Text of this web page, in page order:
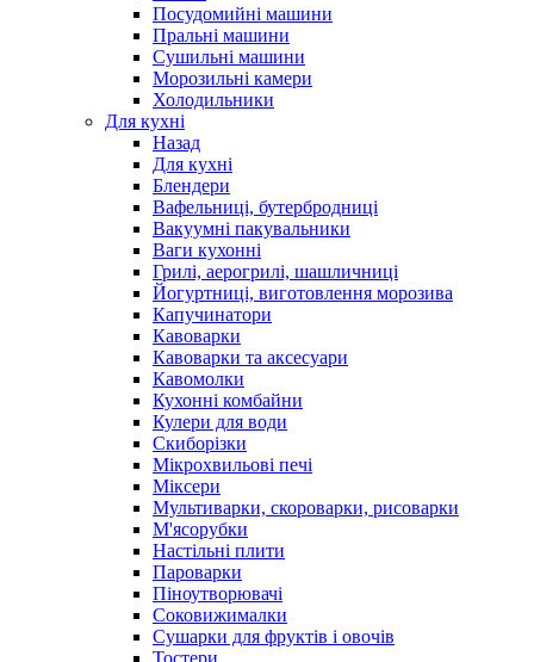
Посудомийні машини
Пральні машини
Сушильні машини
Морозильні камери
Холодильники
Для кухні
Назад
Для кухні
Блендери
Вафельниці, бутербродниці
Вакуумні пакувальники
Ваги кухонні
Грилі, аерогрилі, шашличниці
Йогуртниці, виготовлення морозива
Капучинатори
Кавоварки
Кавоварки та аксесуари
Кавомолки
Кухонні комбайни
Кулери для води
Скиборізки
Мікрохвильові печі
Міксери
Мультиварки, скороварки, рисоварки
М'ясорубки
Настільні плити
Пароварки
Піноутворювачі
Соковижималки
Сушарки для фруктів і овочів
Тостери